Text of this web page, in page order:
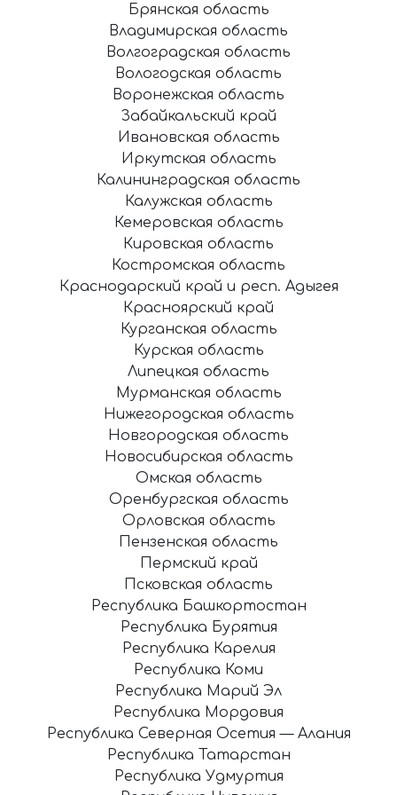
Брянская область
Владимирская область
Волгоградская область
Вологодская область
Воронежская область
Забайкальский край
Ивановская область
Иркутская область
Калининградская область
Калужская область
Кемеровская область
Кировская область
Костромская область
Краснодарский край и респ. Адыгея
Красноярский край
Курганская область
Курская область
Липецкая область
Мурманская область
Нижегородская область
Новгородская область
Новосибирская область
Омская область
Оренбургская область
Орловская область
Пензенская область
Пермский край
Псковская область
Республика Башкортостан
Республика Бурятия
Республика Карелия
Республика Коми
Республика Марий Эл
Республика Мордовия
Республика Северная Осетия — Алания
Республика Татарстан
Республика Удмуртия